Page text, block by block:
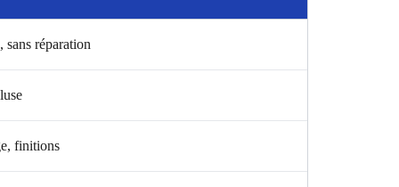
sans réparation
finitions